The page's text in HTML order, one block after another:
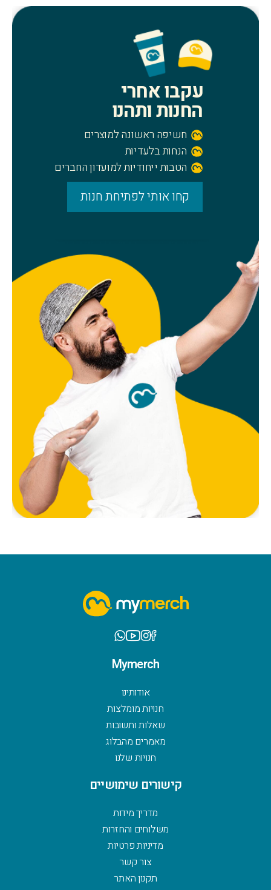
עקבו אחרי
החנות ותהנו
חשיפה ראשונה למוצרים
הנחות בלעדיות
הטבות ייחודיות למועדון החברים
קחו אותי לפתיחת חנות
Mymerch
אודותינו
חנויות מומלצות
שאלות ותשובות
מאמרים מהבלוג
חנויות שלנו
קישורים שימושיים
מדריך מידות
משלוחים והחזרות
מדיניות פרטיות
צור קשר
תקנון האתר